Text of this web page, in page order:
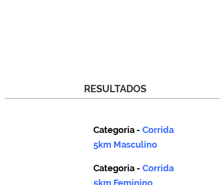
RESULTADOS
Categoria - Corrida
5km Masculino
Categoria - Corrida
5km Feminino